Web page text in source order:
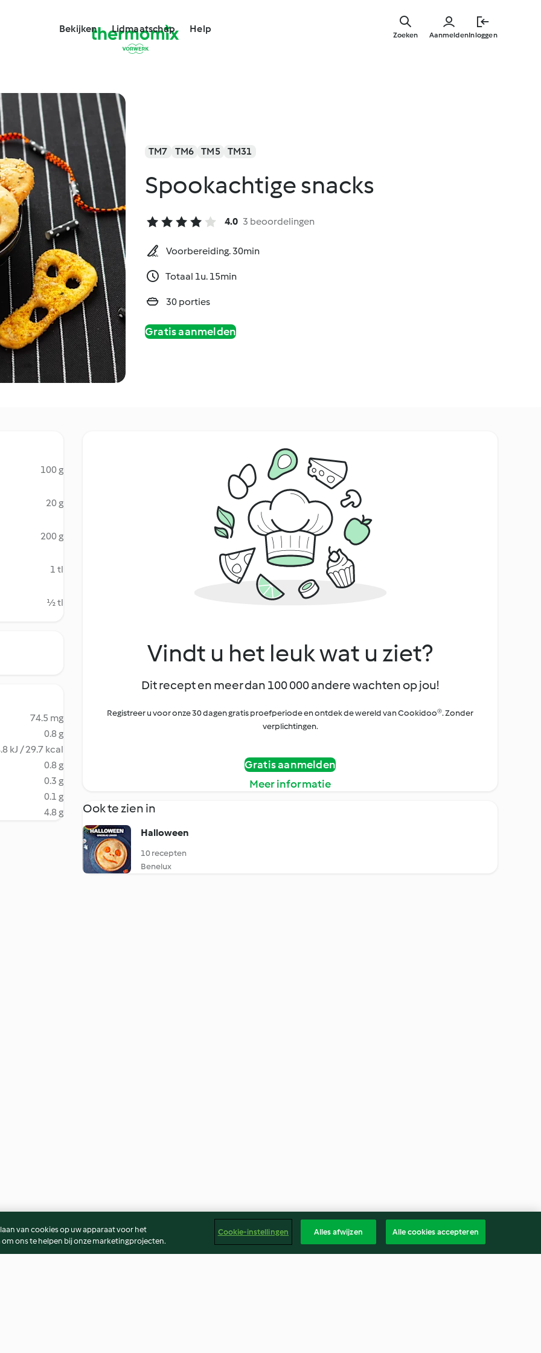
Bekijken Lidmaatschap Help
AanmeldenInloggen
Zoeken
TM7 TM6 TM5 TM31
Spookachtige snacks
4.0 3 beoordelingen
Voorbereiding. 30min
Totaal 1u. 15min
30 porties
Gratis aanmelden
100 g
20 g
200 g
1 tl
½ tl
74.5 mg
0.8 g
kJ / 29.7 kcal
0.8 g
0.3 g
0.1 g
4.8 g
Vindt u het leuk wat u ziet?
Dit recept en meer dan 100 000 andere wachten op jou!
Registreer u voor onze 30 dagen gratis proefperiode en ontdek de wereld van Cookidoo®. Zonder
verplichtingen.
Gratis aanmelden
Meer informatie
Ook te zien in
Halloween
10 recepten
Benelux
van cookies op uw apparaat voor het
ons te helpen bij onze marketingprojecten.
Cookie-instellingen Alles afwijzen Alle cookies accepteren